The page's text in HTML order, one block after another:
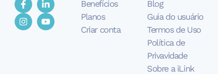
Benefícios
Planos
Criar conta
Blog
Guia do usuário
Termos de Uso
Política de
Privavidade
Sobre a iLink